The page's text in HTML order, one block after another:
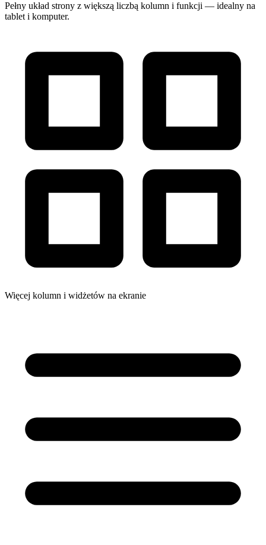
Pełny układ strony z większą liczbą kolumn i funkcji — idealny na
tablet i komputer.
Więcej kolumn i widżetów na ekranie